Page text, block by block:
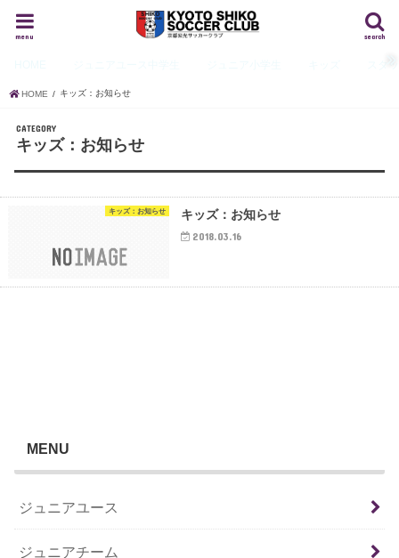
search
menu
HOME キッズ：お知らせ
CATEGORY
キッズ：お知らせ
キッズ：お知らせ キッズ：お知らせ
2018.03.16
MENU
ジュニアユース
ジュニアチーム